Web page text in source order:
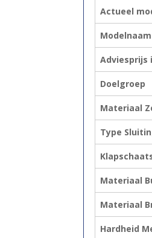
Actueel
Modelnaam
Adviesprijs
Doelgroep
Materiaal
Type
Materiaal
Materiaal
Hardheid